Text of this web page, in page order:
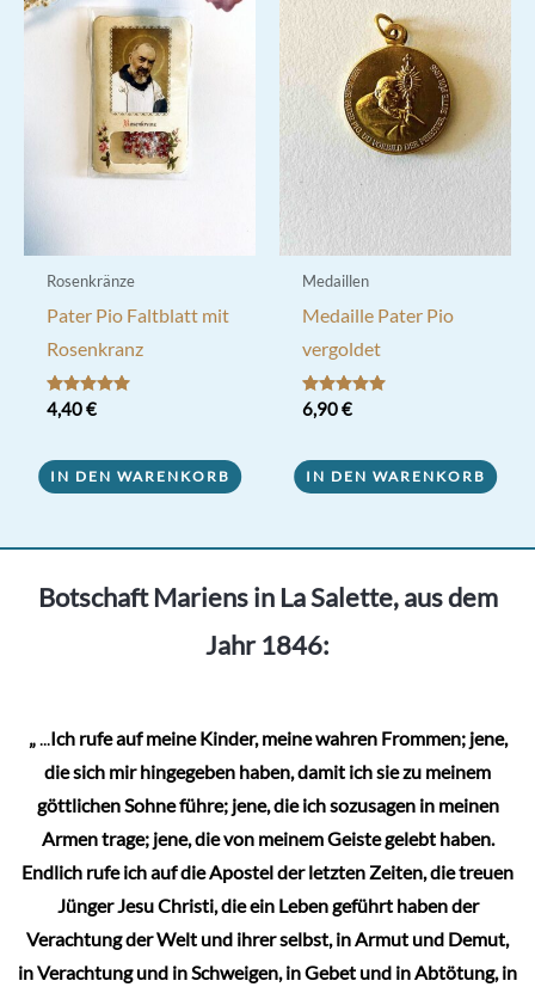
Rosenkränze
Pater Pio Faltblatt mit
Rosenkranz
Bewertet mit
5.00
4,40€
IN DEN WARENKORB
Medaillen
Medaille Pater Pio
vergoldet
Bewertet mit
5.00
6,90€
IN DEN WARENKORB
Botschaft Mariens in La Salette, aus dem
Jahr 1846:
„... Ich rufe auf meine Kinder, meine wahren Frommen; jene,
die sich mir hingegeben haben, damit ich sie zu meinem
göttlichen Sohne führe; jene, die ich sozusagen in meinen
Armen trage; jene, die von meinem Geiste gelebt haben.
Endlich rufe ich auf die Apostel der letzten Zeiten, die treuen
Jünger Jesu Christi, die ein Leben geführt haben der
Verachtung der Welt und ihrer selbst, in Armut und Demut,
in Verachtung und in Schweigen, in Gebet und in Abtötung, in